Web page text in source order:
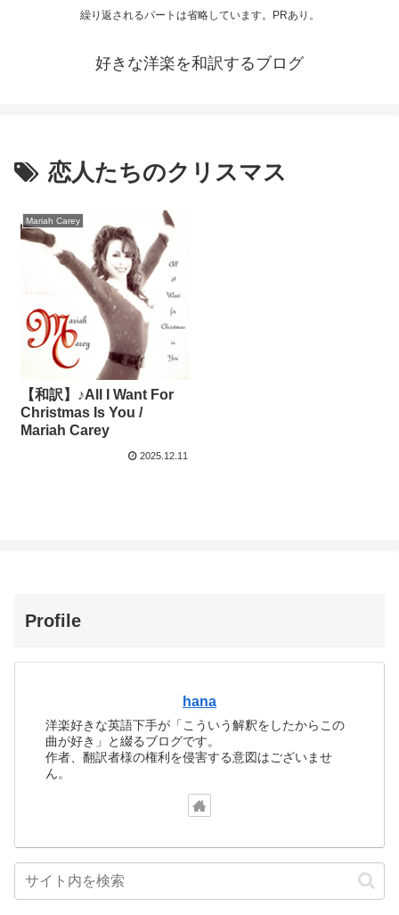
繰り返されるパートは省略しています。PRあり。
好きな洋楽を和訳するブログ
恋人たちのクリスマス
Mariah Carey
【和訳】♪All I Want For
Christmas Is You /
Mariah Carey
2025.12.11
Profile
hana
洋楽好きな英語下手が「こういう解釈をしたからこの
曲が好き」と綴るブログです。
作者、翻訳者様の権利を侵害する意図はございませ
ん。